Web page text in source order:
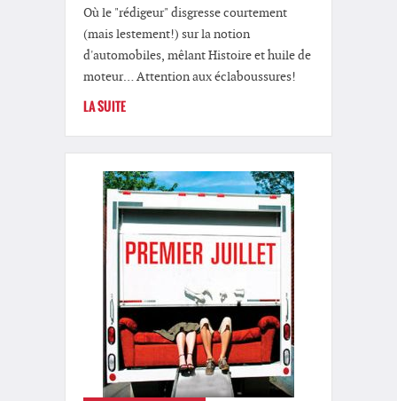
Où le "rédigeur" disgresse courtement
(mais lestement!) sur la notion
d'automobiles, mêlant Histoire et huile de
moteur… Attention aux éclaboussures!
LA SUITE